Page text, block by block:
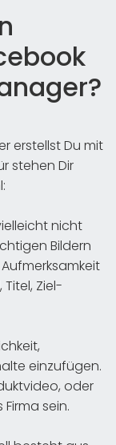
erstellst Du mit
stehen Dir
nicht
Bildern
Ziel-
einzufügen.
oder
sein.